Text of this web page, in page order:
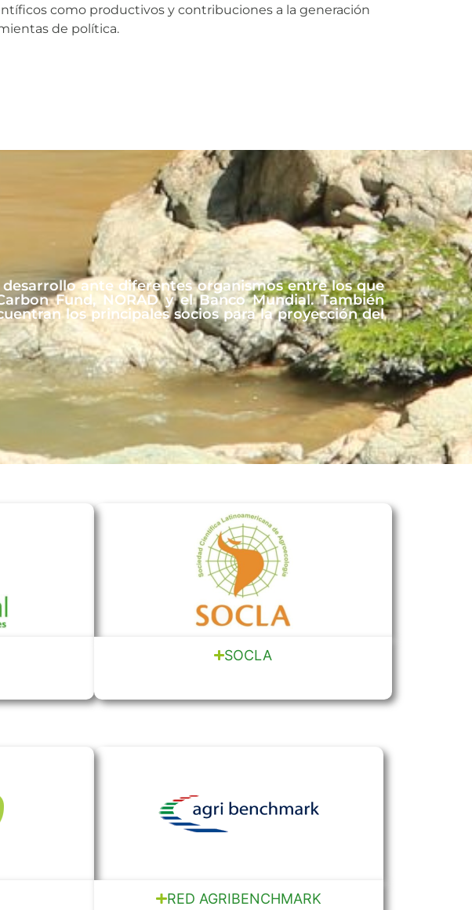
como productivos y contribuciones a la generación
de política.
ante diferentes organismos entre los que
Fund, NORAD y el Banco Mundial. También
los principales socios para la proyección del
SOCLA
RED AGRIBENCHMARK